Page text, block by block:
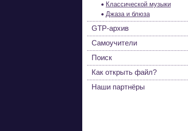
Классической музыки
Джаза и блюза
GTP-архив
Самоучители
Поиск
Как открыть файл?
Наши партнёры